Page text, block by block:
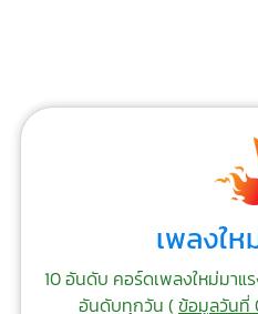
เพลงให
10 อันดับ คอร์ดเพลงใหม่มา
อันดับทุกวัน (ข้อมูลวันที่